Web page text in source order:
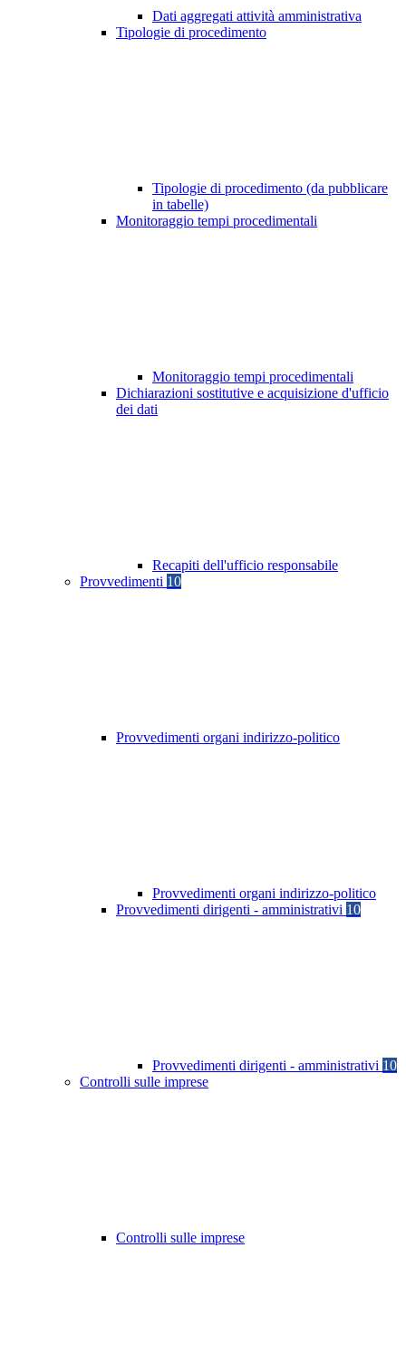
Dati aggregati attività amministrativa
Tipologie di procedimento
Tipologie di procedimento (da pubblicare
in tabelle)
Monitoraggio tempi procedimentali
Monitoraggio tempi procedimentali
Dichiarazioni sostitutive e acquisizione d'ufficio
dei dati
Recapiti dell'ufficio responsabile
Provvedimenti 10
Provvedimenti organi indirizzo-politico
Provvedimenti organi indirizzo-politico
Provvedimenti dirigenti - amministrativi 10
Provvedimenti dirigenti - amministrativi 10
Controlli sulle imprese
Controlli sulle imprese